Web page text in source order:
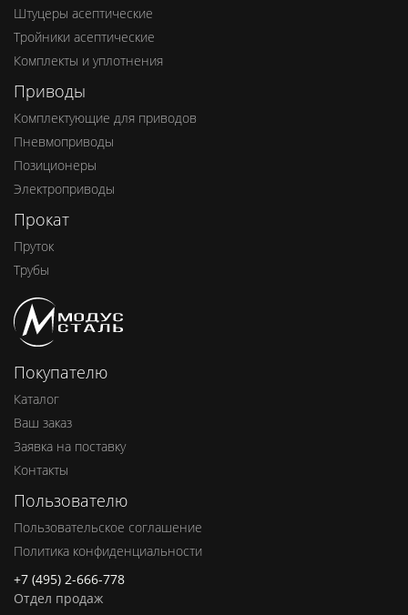
Штуцеры асептические
Тройники асептические
Комплекты и уплотнения
Приводы
Комплектующие для приводов
Пневмоприводы
Позиционеры
Электроприводы
Прокат
Пруток
Трубы
Покупателю
Каталог
Ваш заказ
Заявка на поставку
Контакты
Пользователю
Пользовательское соглашение
Политика конфиденциальности
+7 (495) 2-666-778
Отдел продаж